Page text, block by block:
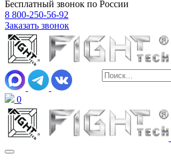
Бесплатный звонок по России
8 800-250-56-92
Заказать звонок
0